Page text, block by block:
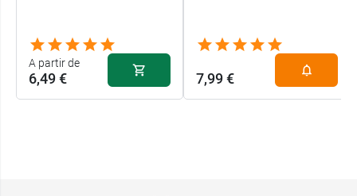
A partir de
6,49 € 7,99 €